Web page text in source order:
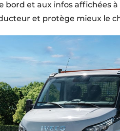
et aux infos affichées à
et protège mieux le